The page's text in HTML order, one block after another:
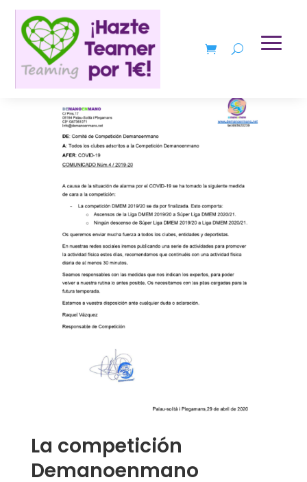
La competición
Demanoenmano